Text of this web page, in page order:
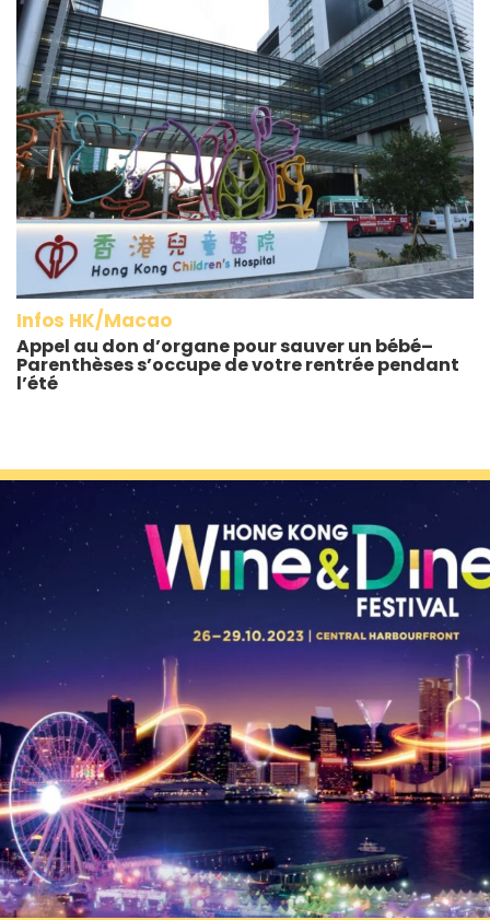
Infos HK/Macao
Appel au don d’organe pour sauver un bébé–
Parenthèses s’occupe de votre rentrée pendant
l’été